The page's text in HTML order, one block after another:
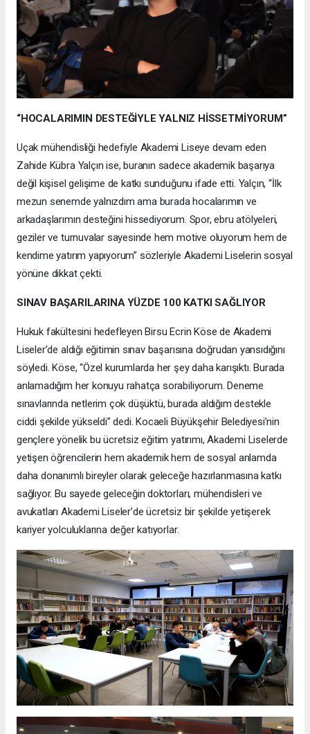
“HOCALARIMIN DESTEĞİYLE YALNIZ HİSSETMİYORUM”
Uçak mühendisliği hedefiyle Akademi Liseye devam eden
Zahide Kübra Yalçın ise, buranın sadece akademik başarıya
değil kişisel gelişime de katkı sunduğunu ifade etti. Yalçın, “İlk
mezun senemde yalnızdım ama burada hocalarımın ve
arkadaşlarımın desteğini hissediyorum. Spor, ebru atölyeleri,
geziler ve turnuvalar sayesinde hem motive oluyorum hem de
kendime yatırım yapıyorum” sözleriyle Akademi Liselerin sosyal
yönüne dikkat çekti.
SINAV BAŞARILARINA YÜZDE 100 KATKI SAĞLIYOR
Hukuk fakültesini hedefleyen Birsu Ecrin Köse de Akademi
Liseler’de aldığı eğitimin sınav başarısına doğrudan yansıdığını
söyledi. Köse, “Özel kurumlarda her şey daha karışıktı. Burada
anlamadığım her konuyu rahatça sorabiliyorum. Deneme
sınavlarında netlerim çok düşüktü, burada aldığım destekle
ciddi şekilde yükseldi” dedi. Kocaeli Büyükşehir Belediyesi’nin
gençlere yönelik bu ücretsiz eğitim yatırımı, Akademi Liselerde
yetişen öğrencilerin hem akademik hem de sosyal anlamda
daha donanımlı bireyler olarak geleceğe hazırlanmasına katkı
sağlıyor. Bu sayede geleceğin doktorları, mühendisleri ve
avukatları Akademi Liseler’de ücretsiz bir şekilde yetişerek
kariyer yolculuklarına değer katıyorlar.